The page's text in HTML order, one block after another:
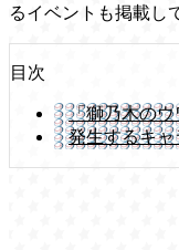
るイベントも掲載し
目次
「獅乃木の
発生するキ